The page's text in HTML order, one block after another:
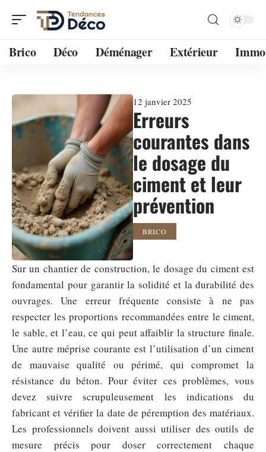
Brico Déco Déménager Extérieur Immo
12 janvier 2025
Erreurs
courantes dans
le dosage du
ciment et leur
prévention
BRICO
Sur un chantier de construction, le dosage du ciment est
fondamental pour garantir la solidité et la durabilité des
ouvrages. Une erreur fréquente consiste à ne pas
respecter les proportions recommandées entre le ciment,
le sable, et l’eau, ce qui peut affaiblir la structure finale.
Une autre méprise courante est l’utilisation d’un ciment
de mauvaise qualité ou périmé, qui compromet la
résistance du béton. Pour éviter ces problèmes, vous
devez suivre scrupuleusement les indications du
fabricant et vérifier la date de péremption des matériaux.
Les professionnels doivent aussi utiliser des outils de
mesure précis pour doser correctement chaque